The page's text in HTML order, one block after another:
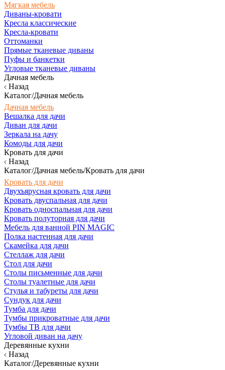
Мягкая мебель
Диваны-кровати
Кресла классические
Кресла-кровати
Оттоманки
Прямые тканевые диваны
Пуфы и банкетки
Угловые тканевые диваны
Дачная мебель
Назад
Каталог/Дачная мебель
Дачная мебель
Вешалка для дачи
Диван для дачи
Зеркала на дачу
Комоды для дачи
Кровать для дачи
Назад
Каталог/Дачная мебель/Кровать для дачи
Кровать для дачи
Двухъярусная кровать для дачи
Кровать двуспальная для дачи
Кровать односпальная для дачи
Кровать полуторная для дачи
Мебель для ванной PIN MAGIC
Полка настенная для дачи
Скамейка для дачи
Стеллаж для дачи
Стол для дачи
Столы письменные для дачи
Столы туалетные для дачи
Стулья и табуреты для дачи
Сундук для дачи
Тумба для дачи
Тумбы прикроватные для дачи
Тумбы ТВ для дачи
Угловой диван на дачу
Деревянные кухни
Назад
Каталог/Деревянные кухни